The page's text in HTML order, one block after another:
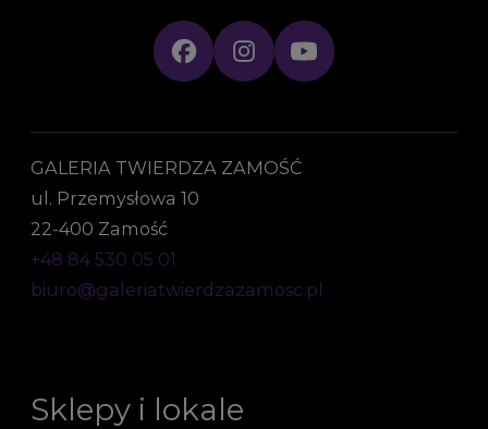
GALERIA TWIERDZA ZAMOŚĆ
ul. Przemysłowa 10
22-400 Zamość
+48 84 530 05 01
biuro@galeriatwierdzazamosc.pl
Sklepy i lokale